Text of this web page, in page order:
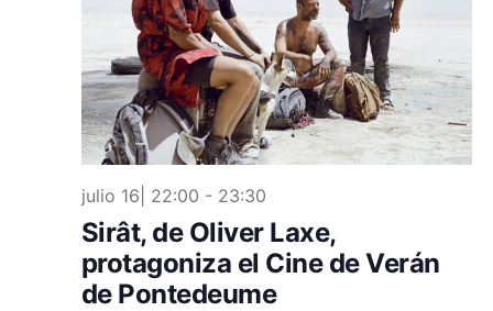
Sirât, de Oliver Laxe,
protagoniza el Cine de Verán
de Pontedeume
julio 16| 22:00 - 23:30